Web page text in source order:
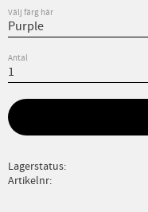
Välj färg här
Antal
Lagerstatus
Artikelnr